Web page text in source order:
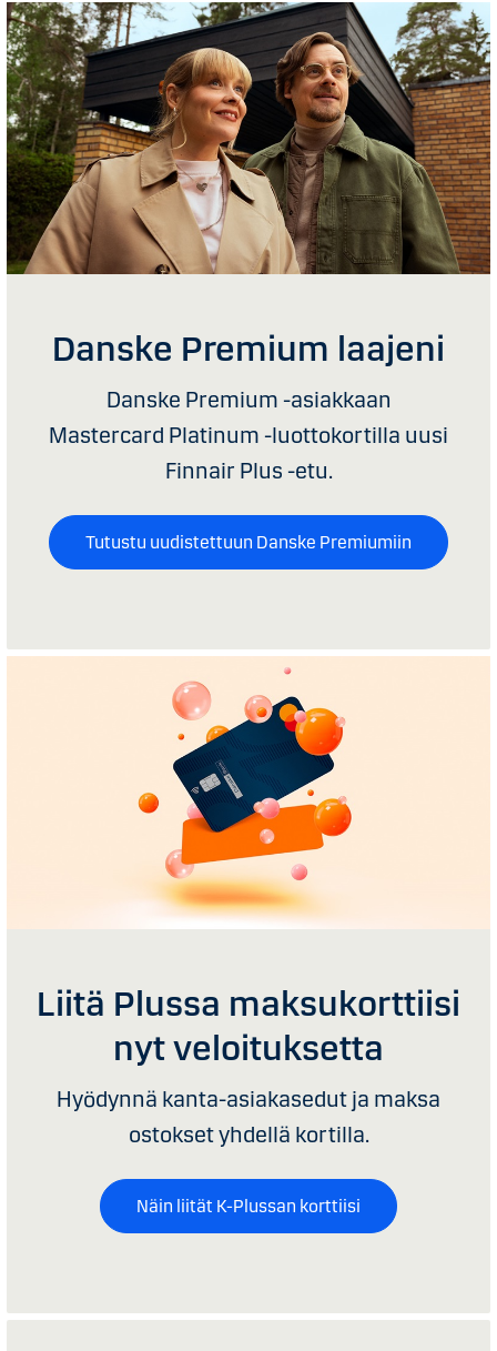
Danske Premium laajeni
Danske Premium -asiakkaan
Mastercard Platinum -luottokortilla uusi
Finnair Plus -etu.
Tutustu uudistettuun Danske Premiumiin
Liitä Plussa maksukorttiisi
nyt veloituksetta
Hyödynnä kanta-asiakasedut ja maksa
ostokset yhdellä kortilla.
Näin liität K-Plussan korttiisi